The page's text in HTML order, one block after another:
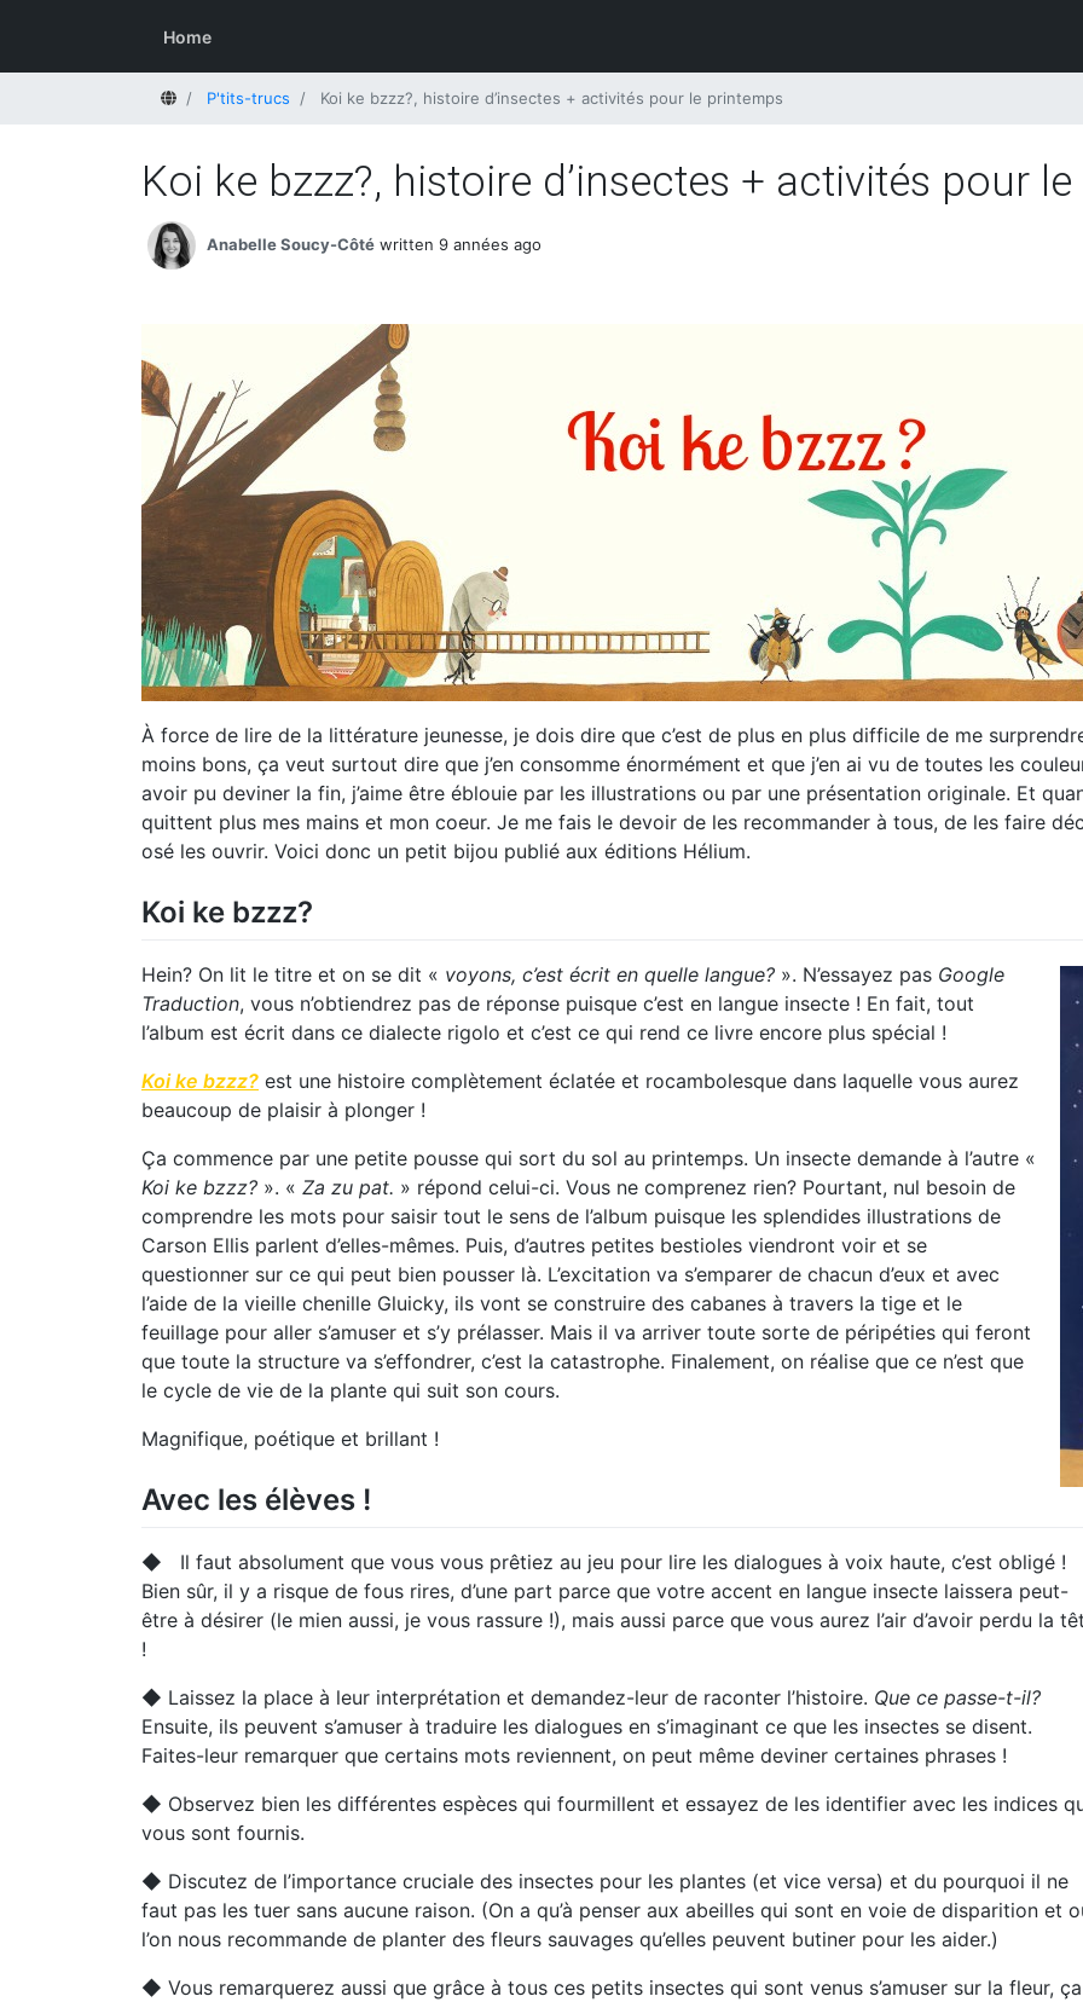
Home
HomeP'tits-trucs Koi ke bzzz?, histoire d’insectes + activités pour le printemps
Koi ke bzzz?, histoire d’insectes + activités pour
Anabelle Soucy-Côté written 9 années ago
À force de lire de la littérature jeunesse, je dois dire que c’est de plus en plus difficile de me
moins bons, ça veut surtout dire que j’en consomme énormément et que j’en ai vu de toutes les
avoir pu deviner la fin, j’aime être éblouie par les illustrations ou par une présentation originale. Et
quittent plus mes mains et mon coeur. Je me fais le devoir de les recommander à tous, de les faire
osé les ouvrir. Voici donc un petit bijou publié aux éditions Hélium.
Koi ke bzzz?
Hein? On lit le titre et on se dit « voyons, c’est écrit en quelle langue? ». N’essayez pas Google
Traduction, vous n’obtiendrez pas de réponse puisque c’est en langue insecte ! En fait, tout
l’album est écrit dans ce dialecte rigolo et c’est ce qui rend ce livre encore plus spécial !
Koi ke bzzz? est une histoire complètement éclatée et rocambolesque dans laquelle vous aurez
beaucoup de plaisir à plonger !
Ça commence par une petite pousse qui sort du sol au printemps. Un insecte demande à l’autre «
Koi ke bzzz? ». « Za zu pat. » répond celui-ci. Vous ne comprenez rien? Pourtant, nul besoin de
comprendre les mots pour saisir tout le sens de l’album puisque les splendides illustrations de
Carson Ellis parlent d’elles-mêmes. Puis, d’autres petites bestioles viendront voir et se
questionner sur ce qui peut bien pousser là. L’excitation va s’emparer de chacun d’eux et avec
l’aide de la vieille chenille Gluicky, ils vont se construire des cabanes à travers la tige et le
feuillage pour aller s’amuser et s’y prélasser. Mais il va arriver toute sorte de péripéties qui feront
que toute la structure va s’effondrer, c’est la catastrophe. Finalement, on réalise que ce n’est que
le cycle de vie de la plante qui suit son cours.
Magnifique, poétique et brillant !
Avec les élèves !
◆ Il faut absolument que vous vous prêtiez au jeu pour lire les dialogues à voix haute, c’est obligé !
Bien sûr, il y a risque de fous rires, d’une part parce que votre accent en langue insecte laissera peut-
être à désirer (le mien aussi, je vous rassure !), mais aussi parce que vous aurez l’air d’avoir perdu la
!
◆ Laissez la place à leur interprétation et demandez-leur de raconter l’histoire. Que ce passe-t-il?
Ensuite, ils peuvent s’amuser à traduire les dialogues en s’imaginant ce que les insectes se disent.
Faites-leur remarquer que certains mots reviennent, on peut même deviner certaines phrases !
◆ Observez bien les différentes espèces qui fourmillent et essayez de les identifier avec les indices
vous sont fournis.
◆ Discutez de l’importance cruciale des insectes pour les plantes (et vice versa) et du pourquoi il ne
faut pas les tuer sans aucune raison. (On a qu’à penser aux abeilles qui sont en voie de disparition et
l’on nous recommande de planter des fleurs sauvages qu’elles peuvent butiner pour les aider.)
◆ Vous remarquerez aussi que grâce à tous ces petits insectes qui sont venus s’amuser sur la fleur, ça